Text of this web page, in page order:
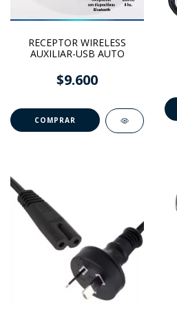
RECEPTOR WIRELESS
AUXILIAR-USB AUTO
$9.600